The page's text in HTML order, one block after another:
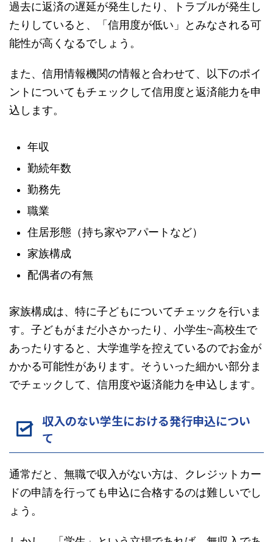
過去に返済の遅延が発生したり、トラブルが発生し
たりしていると、「信用度が低い」とみなされる可
能性が高くなるでしょう。
また、信用情報機関の情報と合わせて、以下のポイ
ントについてもチェックして信用度と返済能力を申
込します。
年収
勤続年数
勤務先
職業
住居形態（持ち家やアパートなど）
家族構成
配偶者の有無
家族構成は、特に子どもについてチェックを行いま
す。子どもがまだ小さかったり、小学生~高校生で
あったりすると、大学進学を控えているのでお金が
かかる可能性があります。そういった細かい部分ま
でチェックして、信用度や返済能力を申込します。
収入のない学生における発行申込につい
て
通常だと、無職で収入がない方は、クレジットカー
ドの申請を行っても申込に合格するのは難しいでし
ょう。